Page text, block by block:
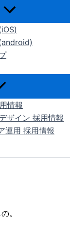
情報
ザイン 採用情報
運用 採用情報
。